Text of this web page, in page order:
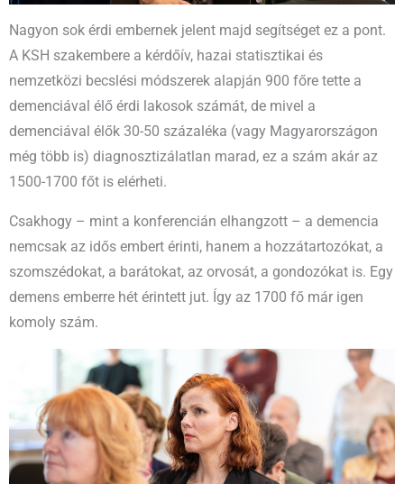
Nagyon sok érdi embernek jelent majd segítséget ez a pont.
A KSH szakembere a kérdőív, hazai statisztikai és
nemzetközi becslési módszerek alapján 900 főre tette a
demenciával élő érdi lakosok számát, de mivel a
demenciával élők 30-50 százaléka (vagy Magyarországon
még több is) diagnosztizálatlan marad, ez a szám akár az
1500-1700 főt is elérheti.
Csakhogy – mint a konferencián elhangzott – a demencia
nemcsak az idős embert érinti, hanem a hozzátartozókat, a
szomszédokat, a barátokat, az orvosát, a gondozókat is. Egy
demens emberre hét érintett jut. Így az 1700 fő már igen
komoly szám.